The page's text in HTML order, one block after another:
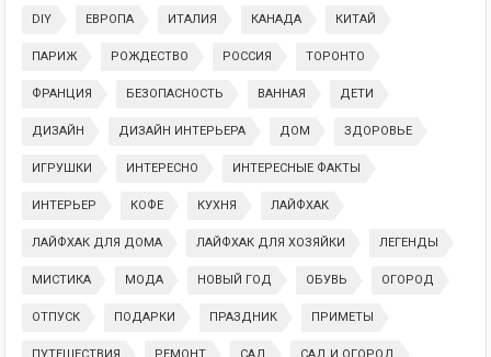
DIY ЕВРОПА ИТАЛИЯ КАНАДА КИТАЙ
ПАРИЖ РОЖДЕСТВО РОССИЯ ТОРОНТО
ФРАНЦИЯ БЕЗОПАСНОСТЬ ВАННАЯ ДЕТИ
ДИЗАЙН ДИЗАЙН ИНТЕРЬЕРА ДОМ ЗДОРОВЬЕ
ИГРУШКИ ИНТЕРЕСНО ИНТЕРЕСНЫЕ ФАКТЫ
ИНТЕРЬЕР КОФЕ КУХНЯ ЛАЙФХАК
ЛАЙФХАК ДЛЯ ДОМА ЛАЙФХАК ДЛЯ ХОЗЯЙКИ ЛЕГЕНДЫ
МИСТИКА МОДА НОВЫЙ ГОД ОБУВЬ ОГОРОД
ОТПУСК ПОДАРКИ ПРАЗДНИК ПРИМЕТЫ